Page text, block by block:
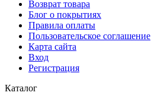
Возврат товара
Блог о покрытиях
Правила оплаты
Пользовательское соглашение
Карта сайта
Вход
Регистрация
Каталог